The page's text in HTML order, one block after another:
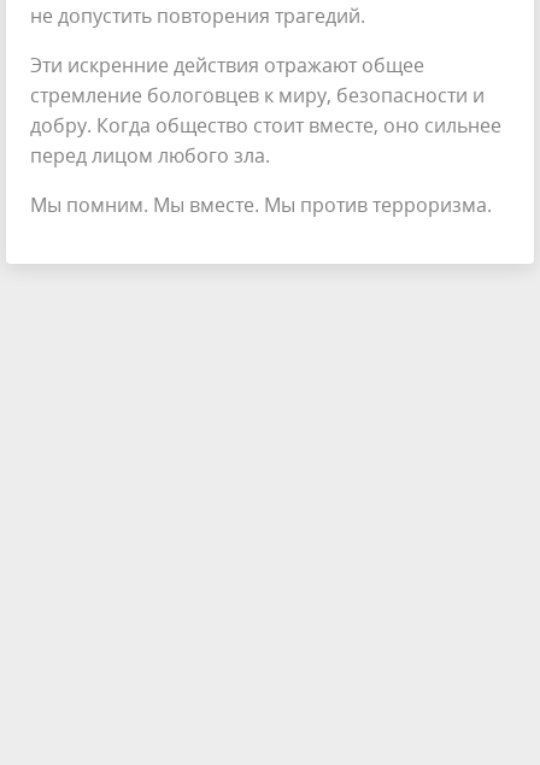
не допустить повторения трагедий.
Эти искренние действия отражают общее
стремление бологовцев к миру, безопасности и
добру. Когда общество стоит вместе, оно сильнее
перед лицом любого зла.
Мы помним. Мы вместе. Мы против терроризма.